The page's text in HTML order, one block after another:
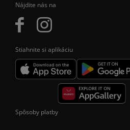
Nájdite nás na
Stiahnite si aplikáciu
Spôsoby platby